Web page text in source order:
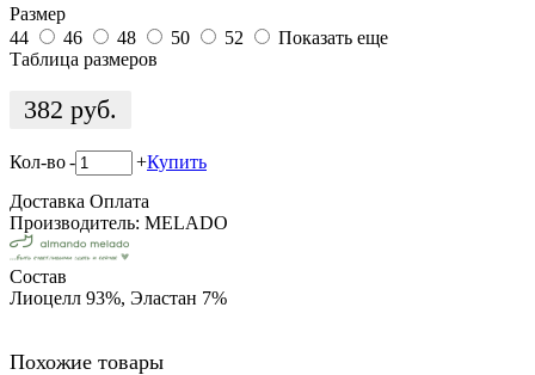
Размер
44
46 48 50 52
Показать еще
Таблица размеров
382 руб.
Кол-во- +Купить
Доставка Оплата
Производитель: MELADO
Состав
Лиоцелл 93%, Эластан 7%
Похожие товары